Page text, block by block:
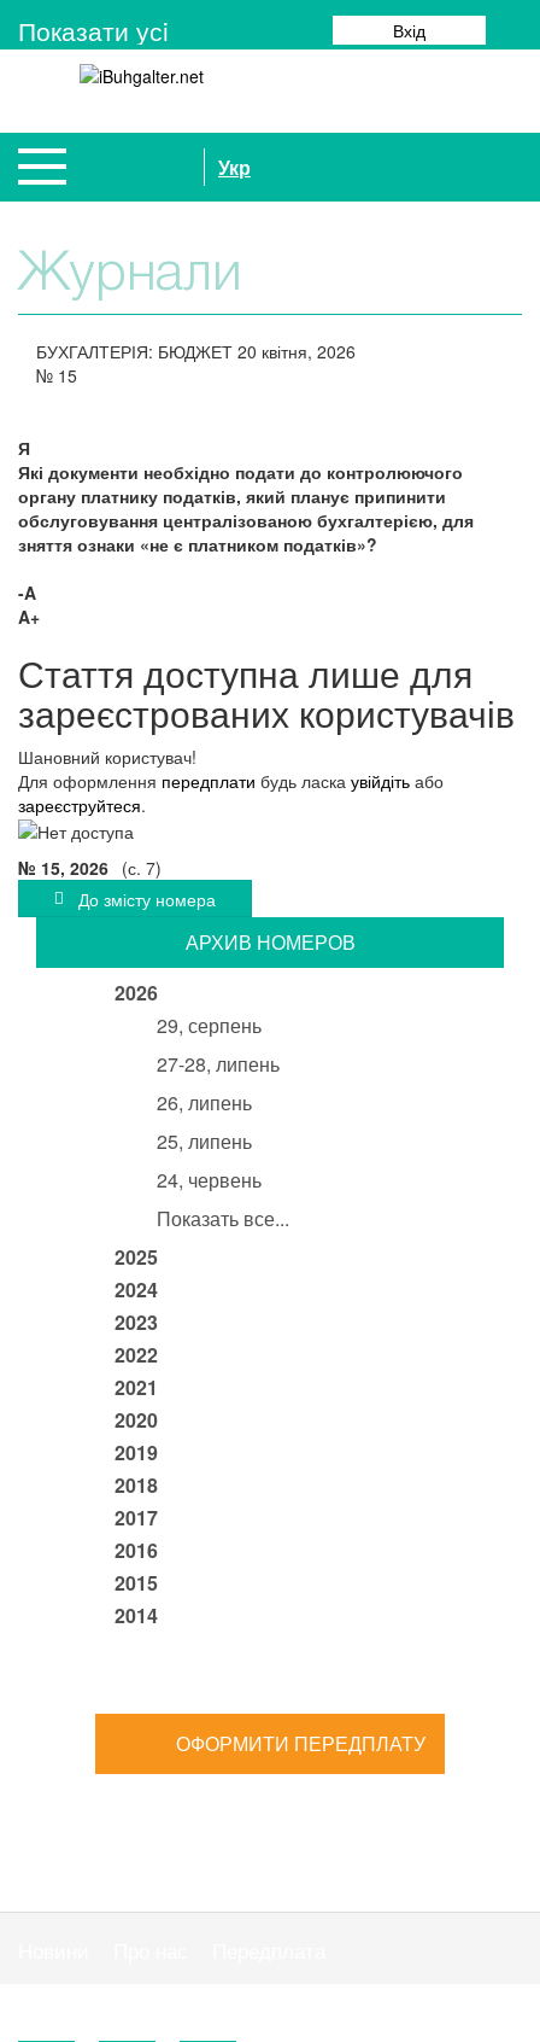
Показати усi Вхід
Укр
Журнали
БУХГАЛТЕРІЯ: БЮДЖЕТ 20 квітня, 2026
№ 15
Я
Які документи необхідно подати до контролюючого
органу платнику податків, який планує припинити
обслуговування централізованою бухгалтерією, для
зняття ознаки «не є платником податків»?
-A
A+
Стаття доступна лише для
зареєстрованих користувачів
Шановний користувач!
Для оформлення передплати будь ласка увійдіть або
зареєструйтеся.
№ 15, 2026 (с. 7)
До змісту номера
АРХИВ НОМЕРОВ
2026
29, серпень
27-28, липень
26, липень
25, липень
24, червень
Показать все...
2025
2024
2023
2022
2021
2020
2019
2018
2017
2016
2015
2014
ОФОРМИТИ ПЕРЕДПЛАТУ